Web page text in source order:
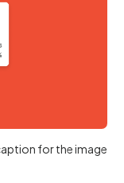
for the image